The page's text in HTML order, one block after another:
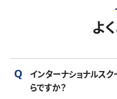
よ
インターナショナルス
らですか？